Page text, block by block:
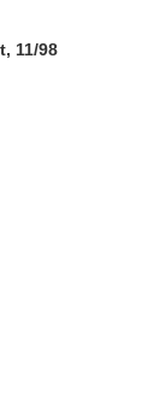
11/98